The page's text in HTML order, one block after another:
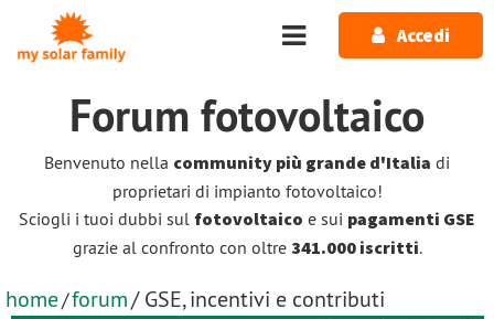
Salta al contenuto principale
Accedi
Forum fotovoltaico
Benvenuto nella community più grande d'Italia di
proprietari di impianto fotovoltaico!
Sciogli i tuoi dubbi sul fotovoltaico e sui pagamenti GSE
grazie al confronto con oltre 341.000 iscritti.
home/forum/ GSE, incentivi e contributi